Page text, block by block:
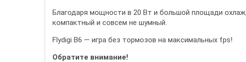
Благодаря мощности в 20 Вт и большой площади
компактный и совсем не шумный.
Flydigi B6 — игра без тормозов на максимальных fps!
Обратите внимание!